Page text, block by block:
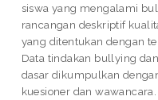
siswa yang mengalami
rancangan deskriptif
yang ditentukan dengan
Data tindakan bullying
dasar dikumpulkan
kuesioner dan